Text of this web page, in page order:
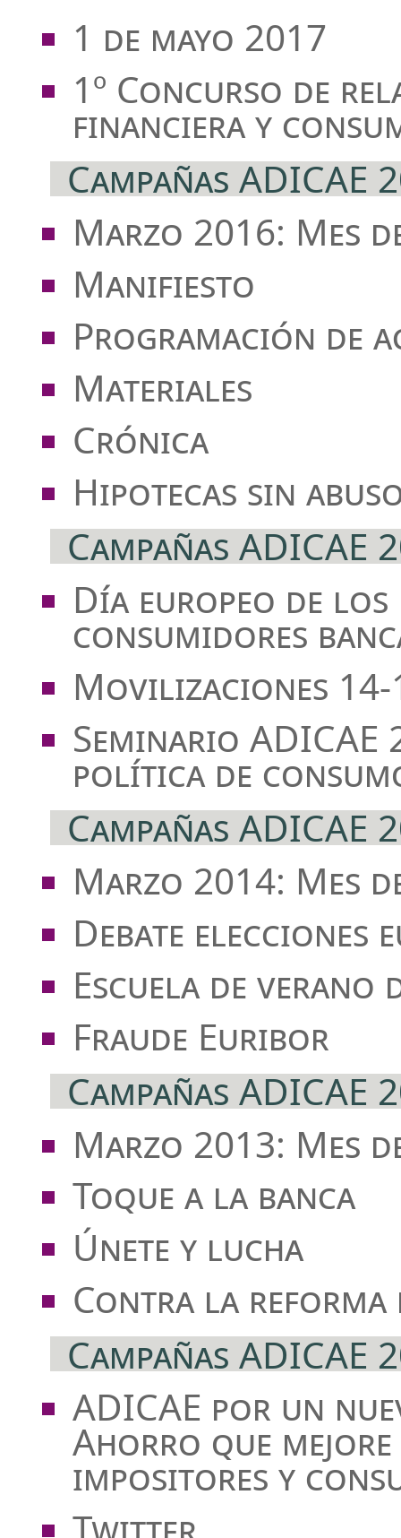
1 de mayo 2017
1º Concurso de
financiera y
Campañas ADICAE
Marzo 2016: Mes
Manifiesto
Programación de
Materiales
Crónica
Hipotecas sin
Campañas ADICAE
Día europeo de
consumidores
Movilizaciones
Seminario
política de
Campañas ADICAE
Marzo 2014: Mes
Debate elecciones
Escuela de verano
Fraude Euribor
Campañas ADICAE
Marzo 2013: Mes
Toque a la banca
Únete y lucha
Contra la reforma
Campañas ADICAE
ADICAE por un
Ahorro que
impositores y